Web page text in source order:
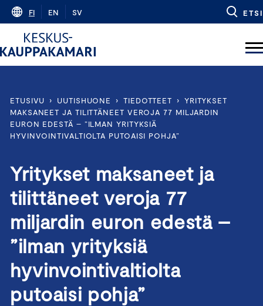
Skip
content
FI EN SV ETSI
ETUSIVU › UUTISHUONE › TIEDOTTEET › YRITYKSET
MAKSANEET JA TILITTÄNEET VEROJA 77 MILJARDIN
EURON EDESTÄ – ”ILMAN YRITYKSIÄ
HYVINVOINTIVALTIOLTA PUTOAISI POHJA”
Yritykset maksaneet ja
tilittäneet veroja 77
miljardin euron edestä –
”ilman yrityksiä
hyvinvointivaltiolta
putoaisi pohja”